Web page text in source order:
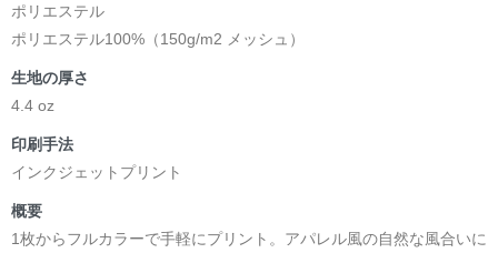
ポリエステル
ポリエステル100%（150g/m2 メッシュ）
生地の厚さ
4.4 oz
印刷手法
インクジェットプリント
概要
1枚からフルカラーで手軽にプリント。アパレル風の自然な風合いに